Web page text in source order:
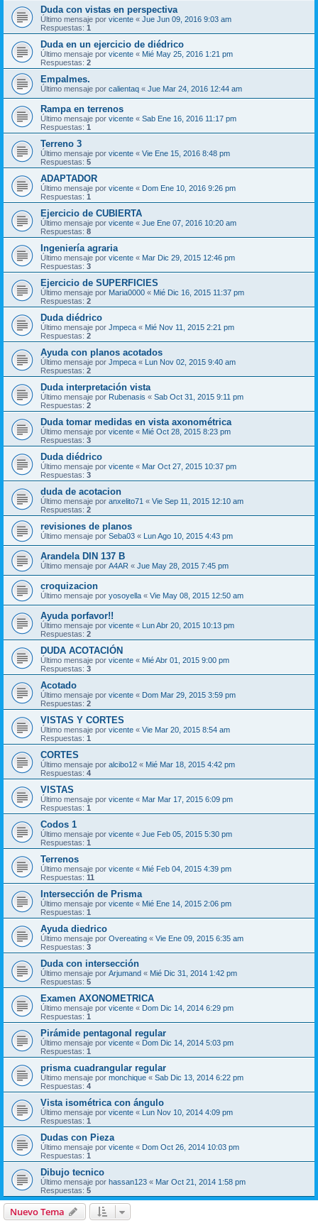
Duda con vistas en perspectiva
Último mensaje por vicente « Jue Jun 09, 2016 9:03 am
Respuestas: 1
Duda en un ejercicio de diédrico
Último mensaje por vicente « Mié May 25, 2016 1:21 pm
Respuestas: 2
Empalmes.
Último mensaje por calientaq « Jue Mar 24, 2016 12:44 am
Rampa en terrenos
Último mensaje por vicente « Sab Ene 16, 2016 11:17 pm
Respuestas: 1
Terreno 3
Último mensaje por vicente « Vie Ene 15, 2016 8:48 pm
Respuestas: 5
ADAPTADOR
Último mensaje por vicente « Dom Ene 10, 2016 9:26 pm
Respuestas: 1
Ejercicio de CUBIERTA
Último mensaje por vicente « Jue Ene 07, 2016 10:20 am
Respuestas: 8
Ingeniería agraria
Último mensaje por vicente « Mar Dic 29, 2015 12:46 pm
Respuestas: 3
Ejercicio de SUPERFICIES
Último mensaje por Maria0000 « Mié Dic 16, 2015 11:37 pm
Respuestas: 2
Duda diédrico
Último mensaje por Jmpeca « Mié Nov 11, 2015 2:21 pm
Respuestas: 2
Ayuda con planos acotados
Último mensaje por Jmpeca « Lun Nov 02, 2015 9:40 am
Respuestas: 2
Duda interpretación vista
Último mensaje por Rubenasis « Sab Oct 31, 2015 9:11 pm
Respuestas: 2
Duda tomar medidas en vista axonométrica
Último mensaje por vicente « Mié Oct 28, 2015 8:23 pm
Respuestas: 3
Duda diédrico
Último mensaje por vicente « Mar Oct 27, 2015 10:37 pm
Respuestas: 3
duda de acotacion
Último mensaje por anxelito71 « Vie Sep 11, 2015 12:10 am
Respuestas: 2
revisiones de planos
Último mensaje por Seba03 « Lun Ago 10, 2015 4:43 pm
Arandela DIN 137 B
Último mensaje por A4AR « Jue May 28, 2015 7:45 pm
croquizacion
Último mensaje por yosoyella « Vie May 08, 2015 12:50 am
Ayuda porfavor!!
Último mensaje por vicente « Lun Abr 20, 2015 10:13 pm
Respuestas: 2
DUDA ACOTACIÓN
Último mensaje por vicente « Mié Abr 01, 2015 9:00 pm
Respuestas: 3
Acotado
Último mensaje por vicente « Dom Mar 29, 2015 3:59 pm
Respuestas: 2
VISTAS Y CORTES
Último mensaje por vicente « Vie Mar 20, 2015 8:54 am
Respuestas: 1
CORTES
Último mensaje por alcibo12 « Mié Mar 18, 2015 4:42 pm
Respuestas: 4
VISTAS
Último mensaje por vicente « Mar Mar 17, 2015 6:09 pm
Respuestas: 1
Codos 1
Último mensaje por vicente « Jue Feb 05, 2015 5:30 pm
Respuestas: 1
Terrenos
Último mensaje por vicente « Mié Feb 04, 2015 4:39 pm
Respuestas: 11
Intersección de Prisma
Último mensaje por vicente « Mié Ene 14, 2015 2:06 pm
Respuestas: 1
Ayuda diedrico
Último mensaje por Overeating « Vie Ene 09, 2015 6:35 am
Respuestas: 3
Duda con intersección
Último mensaje por Arjumand « Mié Dic 31, 2014 1:42 pm
Respuestas: 5
Examen AXONOMETRICA
Último mensaje por vicente « Dom Dic 14, 2014 6:29 pm
Respuestas: 1
Pirámide pentagonal regular
Último mensaje por vicente « Dom Dic 14, 2014 5:03 pm
Respuestas: 1
prisma cuadrangular regular
Último mensaje por monchique « Sab Dic 13, 2014 6:22 pm
Respuestas: 4
Vista isométrica con ángulo
Último mensaje por vicente « Lun Nov 10, 2014 4:09 pm
Respuestas: 1
Dudas con Pieza
Último mensaje por vicente « Dom Oct 26, 2014 10:03 pm
Respuestas: 1
Dibujo tecnico
Último mensaje por hassan123 « Mar Oct 21, 2014 1:58 pm
Respuestas: 5
Nuevo Tema